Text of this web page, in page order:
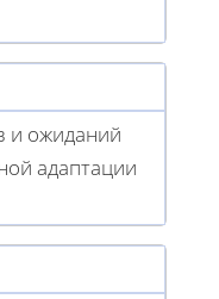
и ожиданий
адаптации